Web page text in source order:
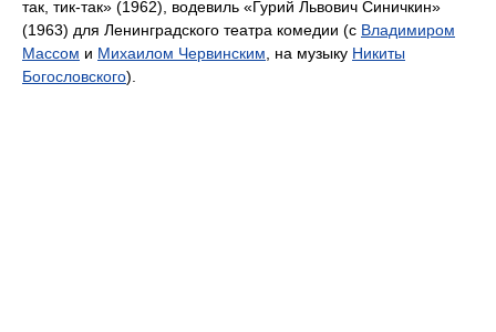
так, тик-так» (1962), водевиль «Гурий Львович Синичкин»
(1963) для Ленинградского театра комедии (с Владимиром
Массом и Михаилом Червинским, на музыку Никиты
Богословского).